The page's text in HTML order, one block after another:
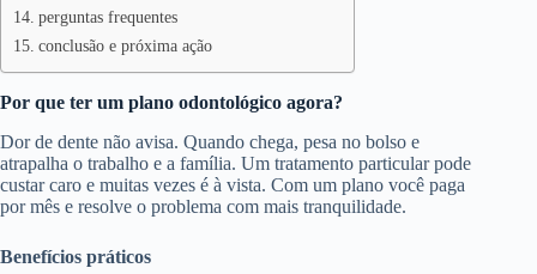
perguntas frequentes
conclusão e próxima ação
Por que ter um plano odontológico agora?
Dor de dente não avisa. Quando chega, pesa no bolso e
atrapalha o trabalho e a família. Um tratamento particular pode
custar caro e muitas vezes é à vista. Com um plano você paga
por mês e resolve o problema com mais tranquilidade.
Benefícios práticos